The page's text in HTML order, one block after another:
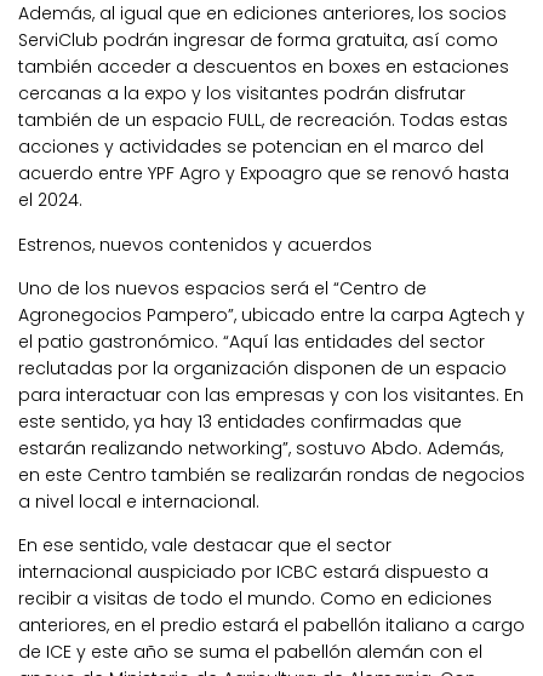
Además, al igual que en ediciones anteriores, los socios
ServiClub podrán ingresar de forma gratuita, así como
también acceder a descuentos en boxes en estaciones
cercanas a la expo y los visitantes podrán disfrutar
también de un espacio FULL, de recreación. Todas estas
acciones y actividades se potencian en el marco del
acuerdo entre YPF Agro y Expoagro que se renovó hasta
el 2024.
Estrenos, nuevos contenidos y acuerdos
Uno de los nuevos espacios será el “Centro de
Agronegocios Pampero”, ubicado entre la carpa Agtech y
el patio gastronómico. “Aquí las entidades del sector
reclutadas por la organización disponen de un espacio
para interactuar con las empresas y con los visitantes. En
este sentido, ya hay 13 entidades confirmadas que
estarán realizando networking”, sostuvo Abdo. Además,
en este Centro también se realizarán rondas de negocios
a nivel local e internacional.
En ese sentido, vale destacar que el sector
internacional auspiciado por ICBC estará dispuesto a
recibir a visitas de todo el mundo. Como en ediciones
anteriores, en el predio estará el pabellón italiano a cargo
de ICE y este año se suma el pabellón alemán con el